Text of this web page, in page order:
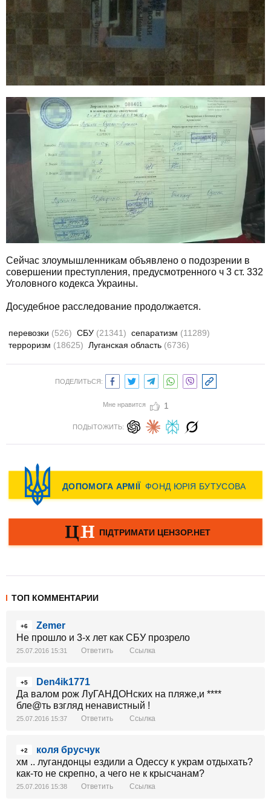
Сейчас злоумышленникам объявлено о подозрении в
совершении преступления, предусмотренного ч 3 ст. 332
Уголовного кодекса Украины.
Досудебное расследование продолжается.
перевозки (526) СБУ (21341) сепаратизм (11289)
терроризм (18625) Луганская область (6736)
ПОДЕЛИТЬСЯ:
Мне нравится 1
ПОДЫТОЖИТЬ:
ТОП КОММЕНТАРИИ
+6
Zemer
Не прошло и 3-х лет как СБУ прозрело
25.07.2016 15:31 Ответить Ссылка
+5
Den4ik1771
Да валом рож ЛуГАНДОНских на пляже,и ****
бле@ть взгляд ненавистный !
25.07.2016 15:37 Ответить Ссылка
+2
коля брусчук
хм .. лугандонцы ездили а Одессу к украм отдыхать?
как-то не скрепно, а чего не к крысчанам?
25.07.2016 15:38 Ответить Ссылка